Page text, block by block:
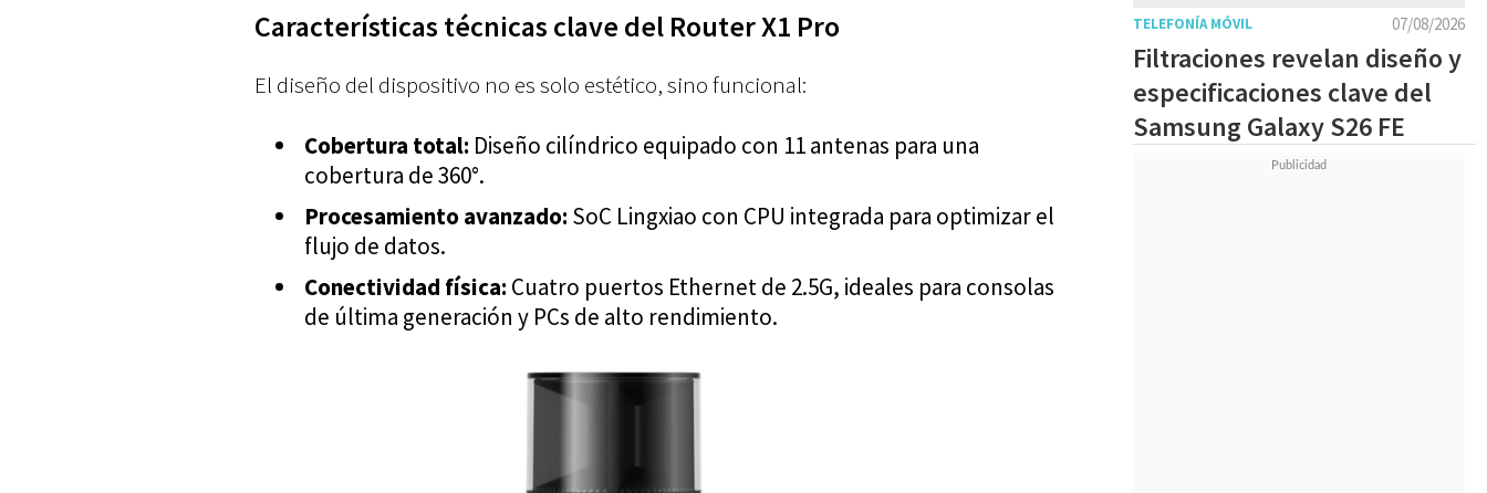
Características técnicas clave del Router X1 Pro
El diseño del dispositivo no es solo estético, sino funcional:
Cobertura total: Diseño cilíndrico equipado con 11 antenas para una
cobertura de 360°.
Procesamiento avanzado: SoC Lingxiao con CPU integrada para optimizar el
flujo de datos.
Conectividad física: Cuatro puertos Ethernet de 2.5G, ideales para consolas
de última generación y PCs de alto rendimiento.
07/08/2026
TELEFONÍA MÓVIL
Filtraciones revelan diseño y
especificaciones clave del
Samsung Galaxy S26 FE